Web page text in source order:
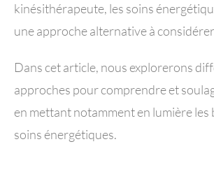
kinésithérapeute, les soins
une approche alternative à
Dans cet article, nous explorerons
approches pour comprendre et
en mettant notamment en lumière les
soins énergétiques.